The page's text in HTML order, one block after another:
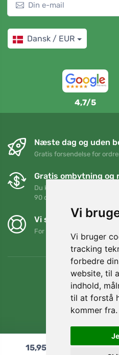
Vi
Vi bruger
tracking
forbedre
website, til
indhold,
til at forstå
kommer fra.
Dansk / EUR
4,7/5
Næste dag og uden
Gratis forsendelse for
Gratis ombytning og
Du kan returnere eller
90 dage
Vi støtter Trees.org
For hver ordre planter vi et
15,95